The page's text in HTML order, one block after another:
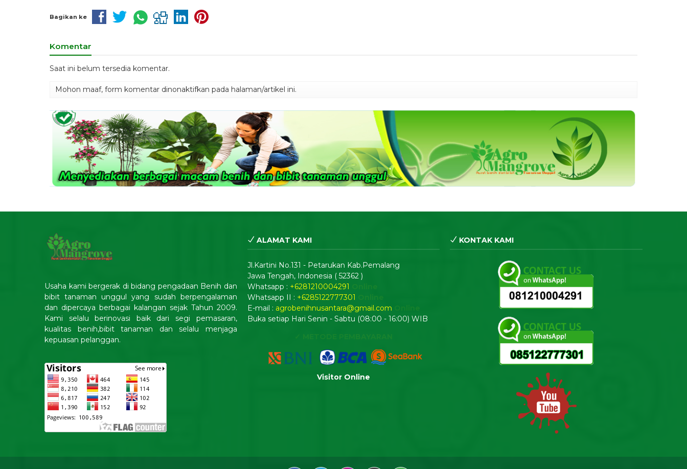
Bagikan ke
Komentar
Saat ini belum tersedia komentar.
Mohon maaf, form komentar dinonaktifkan pada halaman/artikel ini.
Usaha kami bergerak di bidang pengadaan Benih dan
bibit tanaman unggul yang sudah berpengalaman
dan dipercaya berbagai kalangan sejak Tahun 2009.
Kami selalu berinovasi baik dari segi pemasaran,
kualitas benih,bibit tanaman dan selalu menjaga
kepuasan pelanggan.
ALAMAT KAMI
Jl.Kartini No.131 - Petarukan Kab.Pemalang
Jawa Tengah, Indonesia ( 52362 )
Whatsapp : +6281210004291
Whatsapp II : +6285122777301
E-mail : agrobenihnusantara@gmail.com
Buka setiap Hari Senin - Sabtu (08:00 - 16:00) WIB
Visitor Online
KONTAK KAMI